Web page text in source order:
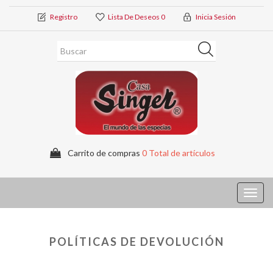
Registro Lista De Deseos 0 Inicia Sesión
Carrito de compras 0 Total de artículos
POLÍTICAS DE DEVOLUCIÓN